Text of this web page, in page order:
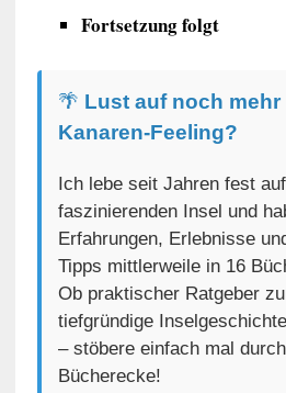
Fortsetzung folgt
🌴 Lust auf noch mehr
Kanaren-Feeling?
Ich lebe seit Jahren fest
faszinierenden Insel und
Erfahrungen, Erlebnisse
Tipps mittlerweile in 16
Ob praktischer Ratgeber
tiefgründige
– stöbere einfach mal
Bücherecke!